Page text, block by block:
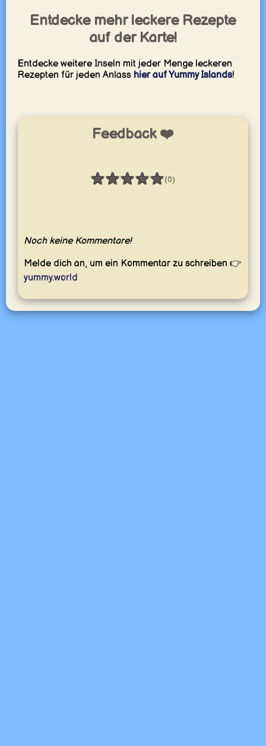
Entdecke mehr leckere Rezepte
auf der Karte!
Entdecke weitere Inseln mit jeder Menge leckeren
Rezepten für jeden Anlass hier auf Yummy Islands!
Feedback ❤️
★★★★★
Bewertung: 0 / 5 (0)
Noch keine Kommentare!
Melde dich an, um ein Kommentar zu schreiben 👉
yummy.world